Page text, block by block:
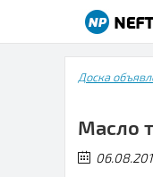
Доска
Масло